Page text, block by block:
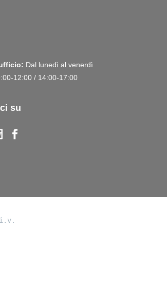
Dal lunedì al venerdì
12:00 / 14:00-17:00
su
i.v.